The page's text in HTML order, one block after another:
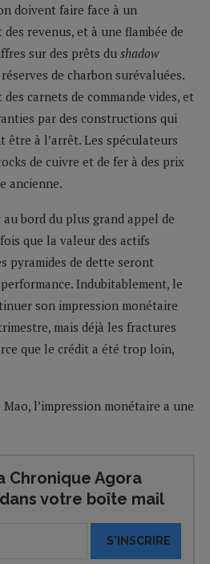
doivent faire face à un
revenus, et à une flambée de
sur des prêts du shadow
de charbon surévaluées.
carnets de commande vides, et
par des constructions qui
être à l’arrêt. Les spéculateurs
de cuivre et de fer à des prix
ancienne.
bord du plus grand appel de
que la valeur des actifs
pyramides de dette seront
Indubitablement, le
son impression monétaire
mais déjà les fractures
que le crédit a été trop loin,
l’impression monétaire a une
Chronique Agora
votre boîte mail
S'INSCRIRE